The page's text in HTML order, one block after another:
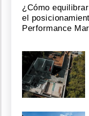
¿Cómo
el
Performance